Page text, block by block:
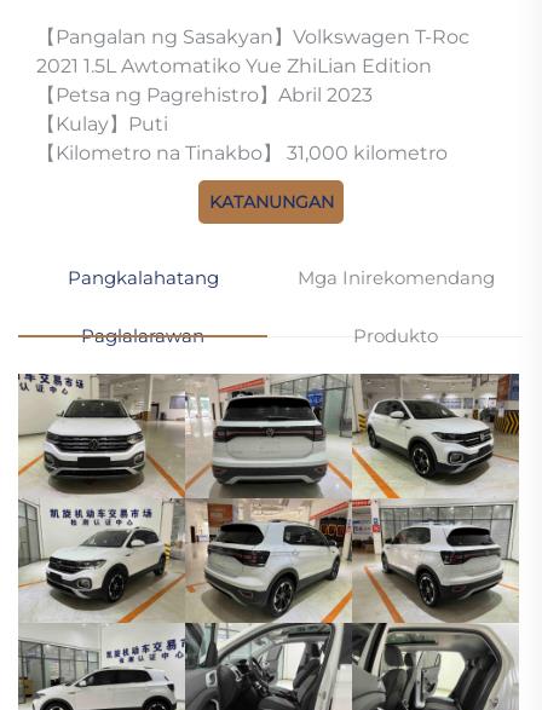
【Pangalan ng Sasakyan】Volkswagen T-Roc
2021 1.5L Awtomatiko Yue ZhiLian Edition
【Petsa ng Pagrehistro】Abril 2023
【Kulay】Puti
【Kilometro na Tinakbo】 31,000 kilometro
KATANUNGAN
Pangkalahatang
Paglalarawan
Mga Inirekomendang
Produkto